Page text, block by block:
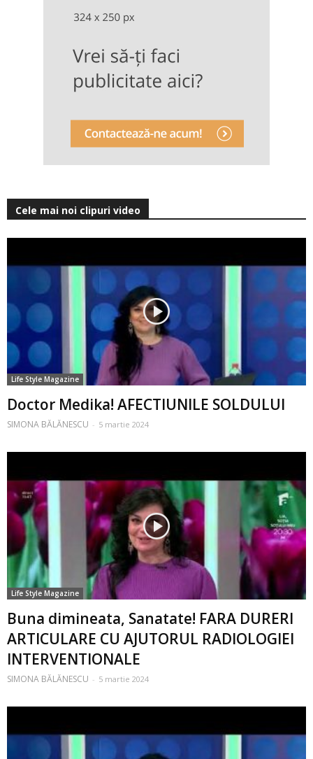
Cele mai noi clipuri video
Life Style Magazine
Doctor Medika! AFECTIUNILE SOLDULUI
SIMONA BĂLĂNESCU - 5 martie 2024
Life Style Magazine
Buna dimineata, Sanatate! FARA DURERI
ARTICULARE CU AJUTORUL RADIOLOGIEI
INTERVENTIONALE
SIMONA BĂLĂNESCU - 5 martie 2024